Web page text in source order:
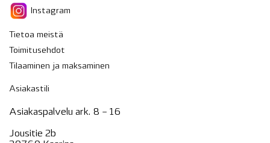
Instagram
Tietoa meistä
Toimitusehdot
Tilaaminen ja maksaminen
Asiakastili
Asiakaspalvelu ark. 8 – 16
Jousitie 2b